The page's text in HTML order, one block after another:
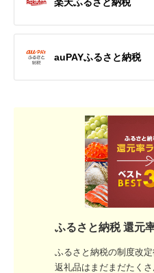
auPAYふるさと納税
ふるさと納税 還元
ふるさと納税の制度改
返礼品はまだまだたくさ